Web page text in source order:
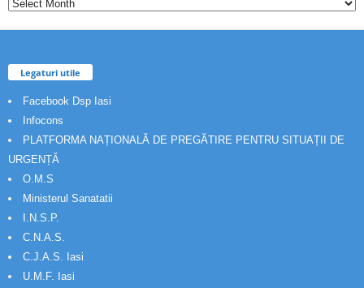
Legaturi utile
Facebook Dsp Iasi
Infocons
PLATFORMA NAȚIONALĂ DE PREGĂTIRE PENTRU SITUAȚII DE
URGENȚĂ
O.M.S
Ministerul Sanatatii
I.N.S.P.
C.N.A.S.
C.J.A.S. Iasi
U.M.F. Iasi